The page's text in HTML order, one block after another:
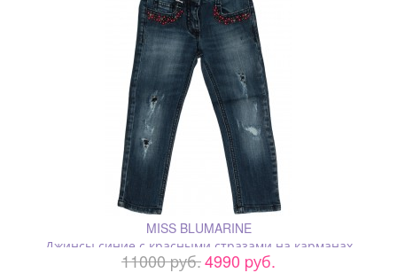
MISS BLUMARINE
Джинсы синие с красными стразами на карманах
11000 pуб.4990 pуб.